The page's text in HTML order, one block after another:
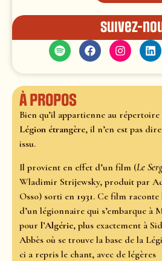
Suivez-
À propos
Bien qu’il appartienne au répertoire
Légion étrangère, il n’en est pas
issu.
Il provient en effet d’un film (Le
Wladimir Strijewsky, produit par
Osso) sorti en 1931. Ce film raconte
d’un légionnaire qui s’embarque à
pour l’Algérie, plus exactement à
Abbès où se trouve la base de la
ci a repris le chant, avec de légères